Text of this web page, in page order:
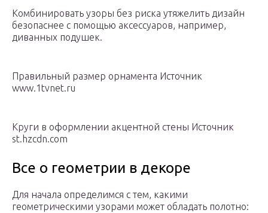
Комбинировать узоры без риска утяжелить дизайн
безопаснее с помощью аксессуаров, например,
диванных подушек.
Правильный размер орнамента Источник
www.1tvnet.ru
Круги в оформлении акцентной стены Источник
st.hzcdn.com
Все о геометрии в декоре
Для начала определимся с тем, какими
геометрическими узорами может обладать полотно: